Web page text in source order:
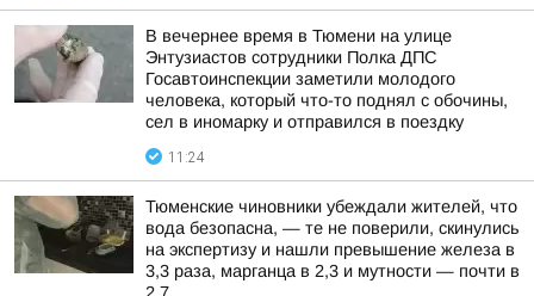
В вечернее время в Тюмени на улице
Энтузиастов сотрудники Полка ДПС
Госавтоинспекции заметили молодого
человека, который что-то поднял с обочины,
сел в иномарку и отправился в поездку
11:24
Тюменские чиновники убеждали жителей, что
вода безопасна, — те не поверили, скинулись
на экспертизу и нашли превышение железа в
3,3 раза, марганца в 2,3 и мутности — почти в